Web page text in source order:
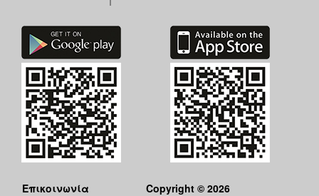
Επικοινωνία
Copyright © 2026